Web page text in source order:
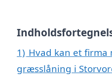
1) Hvad kan et firma
græsslåning i